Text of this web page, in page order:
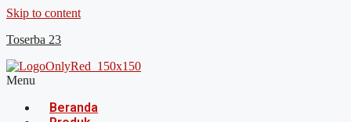
Skip to content
Toserba 23
Menu
Beranda